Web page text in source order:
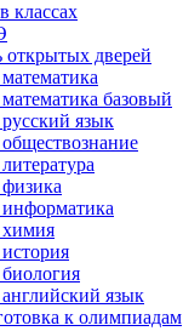
классах
открытых дверей
базовый
язык
язык
к олимпиадам